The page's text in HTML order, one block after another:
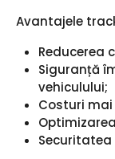
Avantajele
Reducerea
Siguranță
vehiculului;
Costuri mai
Securitatea